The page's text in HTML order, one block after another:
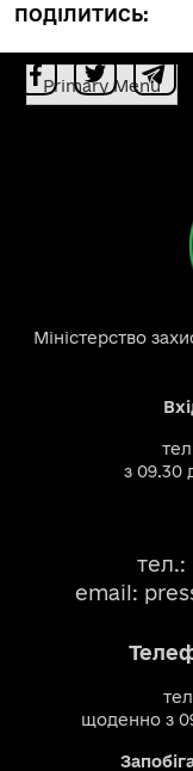
ПОДІЛИТИСЬ:
Primary Menu
Міністерство
з 09.30
тел.:
email:
щоденно з